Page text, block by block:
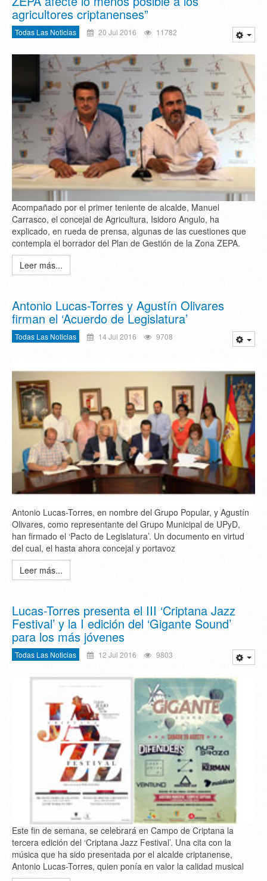
agricultores criptanenses”
Todas Las Noticias 20 Jul 2016 11782
Acompañado por el primer teniente de alcalde, Manuel
Carrasco, el concejal de Agricultura, Isidoro Angulo, ha
explicado, en rueda de prensa, algunas de las cuestiones que
contempla el borrador del Plan de Gestión de la Zona ZEPA.
Leer más...
Antonio Lucas-Torres y Agustín Olivares
firman el ‘Acuerdo de Legislatura’
Todas Las Noticias 14 Jul 2016 9708
Antonio Lucas-Torres, en nombre del Grupo Popular, y Agustín
Olivares, como representante del Grupo Municipal de UPyD,
han firmado el ‘Pacto de Legislatura’. Un documento en virtud
del cual, el hasta ahora concejal y portavoz
Leer más...
Lucas-Torres presenta el III ‘Criptana Jazz
Festival’ y la I edición del ‘Gigante Sound’
para los más jóvenes
Todas Las Noticias 12 Jul 2016 9803
Este fin de semana, se celebrará en Campo de Criptana la
tercera edición del ‘Criptana Jazz Festival’. Una cita con la
música que ha sido presentada por el alcalde criptanense,
Antonio Lucas-Torres, quien ponía en valor la calidad musical